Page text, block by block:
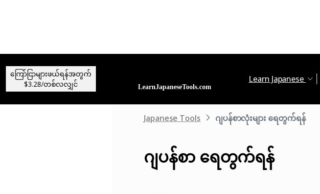
ကြော်ငြာများဖယ်ရန်အတွက်
$3.28/တစ်လလျှင်
Learn Japanese
Japanese Tools ဂျပန်စာလုံးများ ရေတွက်ရန်
ဂျပန်စာ ရေတွက်ရန်